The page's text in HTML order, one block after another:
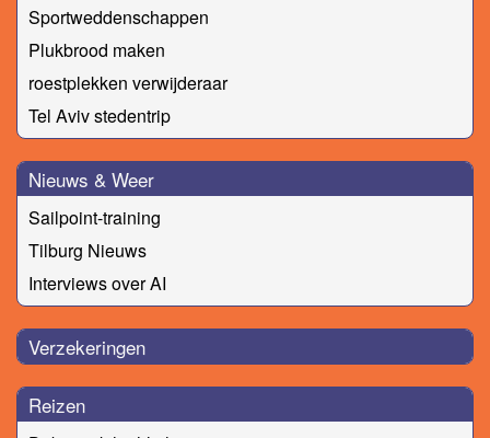
Sportweddenschappen
Plukbrood maken
roestplekken verwijderaar
Tel Aviv stedentrip
Nieuws & Weer
Sailpoint-training
Tilburg Nieuws
Interviews over AI
Verzekeringen
Reizen